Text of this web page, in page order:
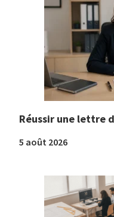
Réussir une lettre
5 août 2026